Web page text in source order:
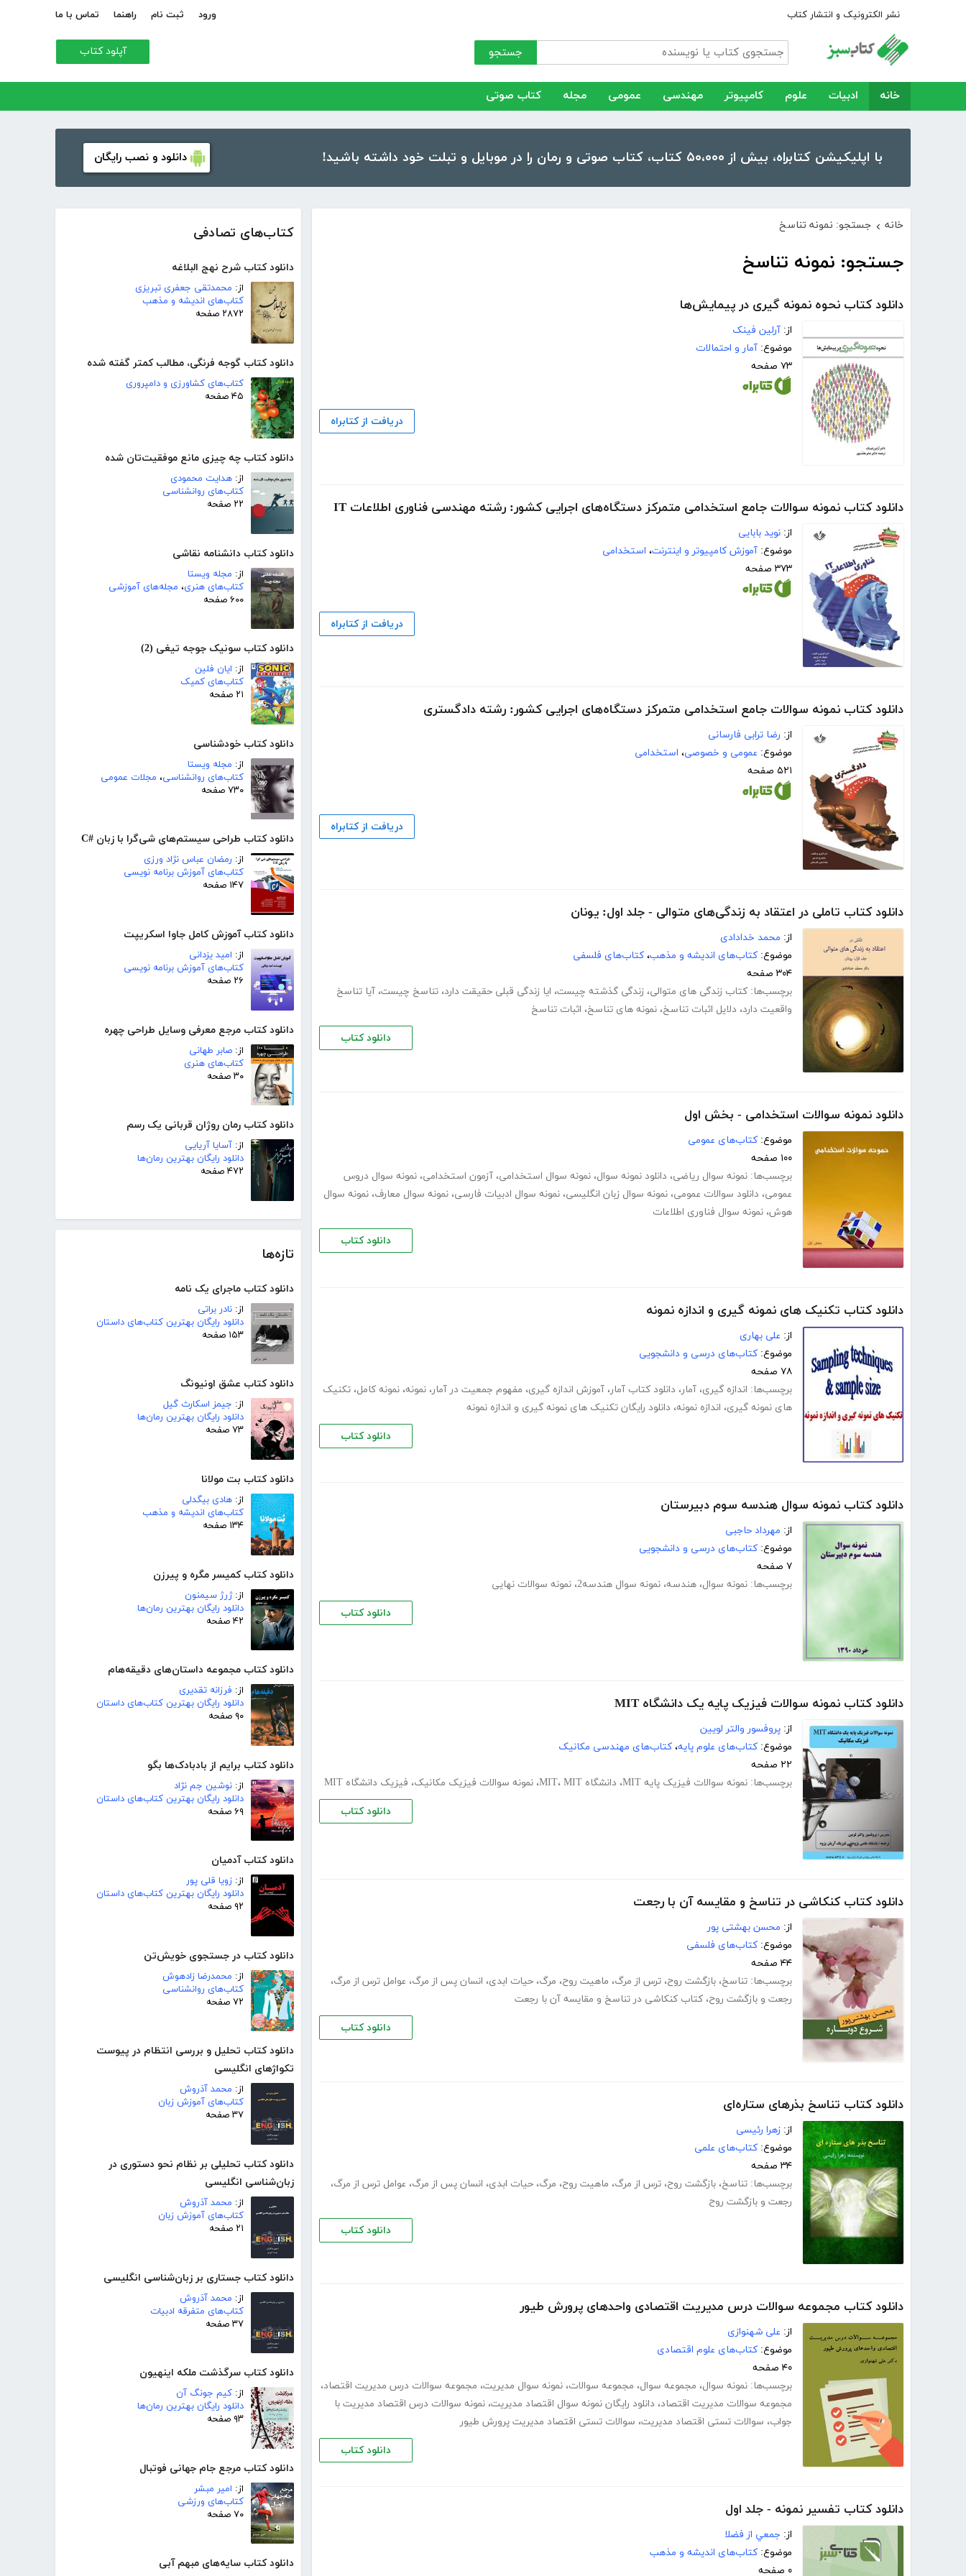
نشر الکترونیک و انتشار کتاب ورود ثبت نام راهنما تماس با ما
جستجو آپلود کتاب
خانه ادبیات علوم کامپیوتر مهندسی عمومی مجله کتاب صوتی
با اپلیکیشن کتابراه، بیش از ۵۰،۰۰۰ کتاب، کتاب صوتی و رمان را در موبایل و تبلت خود داشته باشید! دانلود و نصب رایگان
کتاب‌های تصادفی
دانلود کتاب شرح نهج البلاغه
از: محمدتقی جعفری تبریزی
کتاب‌های اندیشه و مذهب
۲۸۷۲ صفحه
دانلود کتاب گوجه فرنگی، مطالب کمتر گفته شده
کتاب‌های کشاورزی و دامپروری
۴۵ صفحه
دانلود کتاب چه چیزی مانع موفقیت‌تان شده
از: هدایت محمودی
کتاب‌های روانشناسی
۲۲ صفحه
دانلود کتاب دانشنامه نقاشی
از: مجله ویستا
کتاب‌های هنری، مجله‌های آموزشی
۶۰۰ صفحه
دانلود کتاب سونیک جوجه تیغی (2)
از: ایان فلین
کتاب‌های کمیک
۲۱ صفحه
دانلود کتاب خودشناسی
از: مجله ویستا
کتاب‌های روانشناسی، مجلات عمومی
۷۳۰ صفحه
دانلود کتاب طراحی سیستم‌های شی‌گرا با زبان #C
از: رمضان عباس نژاد ورزی
کتاب‌های آموزش برنامه نویسی
۱۴۷ صفحه
دانلود کتاب آموزش کامل جاوا اسکریپت
از: امید یزدانی
کتاب‌های آموزش برنامه نویسی
۲۶ صفحه
دانلود کتاب مرجع معرفی وسایل طراحی چهره
از: صابر طهانی
کتاب‌های هنری
۳۰ صفحه
دانلود کتاب رمان روژان قربانی یک رسم
از: آسایا آریایی
دانلود رایگان بهترین رمان‌ها
۴۷۲ صفحه
تازه‌ها
دانلود کتاب ماجرای یک نامه
از: نادر براتی
دانلود رایگان بهترین کتاب‌های داستان
۱۵۳ صفحه
دانلود کتاب عشق اونیونگ
از: جیمز اسکارث گیل
دانلود رایگان بهترین رمان‌ها
۷۳ صفحه
دانلود کتاب بت مولانا
از: هادی بیگدلی
کتاب‌های اندیشه و مذهب
۱۳۴ صفحه
دانلود کتاب کمیسر مگره و پیرزن
از:ژرژ سیمنون
دانلود رایگان بهترین رمان‌ها
۴۲ صفحه
دانلود کتاب مجموعه داستان‌های دقیقه‌هام
از: فرزانه تقدیری
دانلود رایگان بهترین کتاب‌های داستان
۹۰ صفحه
دانلود کتاب برایم از بادبادک‌ها بگو
از: نوشین جم نژاد
دانلود رایگان بهترین کتاب‌های داستان
۶۹ صفحه
دانلود کتاب آدمیان
از: زویا قلی پور
دانلود رایگان بهترین کتاب‌های داستان
۹۲ صفحه
دانلود کتاب در جستجوی خویش‌تن
از: محمدرضا زادهوش
کتاب‌های روانشناسی
۷۲ صفحه
دانلود کتاب تحلیل و بررسی انتظام در پیوست
تکواژهای انگلیسی
از: محمد آذروش
کتاب‌های آموزش زبان
۳۷ صفحه
دانلود کتاب تحلیلی بر نظام نحو دستوری در
زبان‌شناسی انگلیسی
از: محمد آذروش
کتاب‌های آموزش زبان
۲۱ صفحه
دانلود کتاب جستاری بر زبان‌شناسی انگلیسی
از: محمد آذروش
کتاب‌های متفرقه ادبیات
۳۷ صفحه
دانلود کتاب سرگذشت ملکه اینهیون
از: کیم جونگ آن
دانلود رایگان بهترین رمان‌ها
۹۳ صفحه
دانلود کتاب مرجع جام جهانی فوتبال
از: امیر مبشر
کتاب‌های ورزشی
۷۰ صفحه
دانلود کتاب سایه‌های مبهم آبی
خانه › جستجو: نمونه تناسخ
جستجو: نمونه تناسخ
دانلود کتاب نحوه نمونه گیری در پیمایش‌ها
از: آرلین فینک
موضوع: آمار و احتمالات
۷۳ صفحه
دریافت از کتابراه
دانلود کتاب نمونه سوالات جامع استخدامی متمرکز دستگاه‌های اجرایی کشور: رشته مهندسی فناوری اطلاعات IT
از: نوید بابایی
موضوع: آموزش کامپیوتر و اینترنت، استخدامی
۳۷۳ صفحه
دریافت از کتابراه
دانلود کتاب نمونه سوالات جامع استخدامی متمرکز دستگاه‌های اجرایی کشور: رشته دادگستری
از: رضا ترابی فارسانی
موضوع: عمومی و خصوصی، استخدامی
۵۲۱ صفحه
دریافت از کتابراه
دانلود کتاب تاملی در اعتقاد به زندگی‌های متوالی - جلد اول: یونان
از: محمد خدادادی
موضوع: کتاب‌های اندیشه و مذهب، کتاب‌های فلسفی
۳۰۴ صفحه
برچسب‌ها: کتاب زندگی های متوالی، زندگی گذشته چیست، ایا زندگی قبلی حقیقت دارد، تناسخ چیست، آیا تناسخ
واقعیت دارد، دلایل اثبات تناسخ، نمونه های تناسخ، اثبات تناسخ
دانلود کتاب
دانلود نمونه سوالات استخدامی - بخش اول
موضوع: کتاب‌های عمومی
۱۰۰ صفحه
برچسب‌ها: نمونه سوال ریاضی، دانلود نمونه سوال، نمونه سوال استخدامی، آزمون استخدامی، نمونه سوال دروس
عمومی، دانلود سوالات عمومی، نمونه سوال زبان انگلیسی، نمونه سوال ادبیات فارسی، نمونه سوال معارف، نمونه سوال
هوش، نمونه سوال فناوری اطلاعات
دانلود کتاب
دانلود کتاب تکنیک های نمونه گیری و اندازه نمونه
از: علی بهاری
موضوع: کتاب‌های درسی و دانشجویی
۷۸ صفحه
برچسب‌ها: اندازه گیری، آمار، دانلود کتاب آمار، آموزش اندازه گیری، مفهوم جمعیت در آمار، نمونه، نمونه کامل، تکنیک
های نمونه گیری، اندازه نمونه، دانلود رایگان تکنیک های نمونه گیری و اندازه نمونه
دانلود کتاب
دانلود کتاب نمونه سوال هندسه سوم دبیرستان
از: مهرداد حاجبی
موضوع: کتاب‌های درسی و دانشجویی
۷ صفحه
برچسب‌ها: نمونه سوال، هندسه، نمونه سوال هندسه2 ، نمونه سوالات نهایی
دانلود کتاب
دانلود کتاب نمونه سوالات فیزیک پایه یک دانشگاه MIT
از: پروفسور والتر لویین
موضوع: کتاب‌های علوم پایه، کتاب‌های مهندسی مکانیک
۲۲ صفحه
برچسب‌ها: نمونه سوالات فیزیک پایه MIT ، دانشگاه MIT ، MIT ، نمونه سوالات فیزیک مکانیک، فیزیک دانشگاه MIT
دانلود کتاب
دانلود کتاب کنکاشی در تناسخ و مقایسه آن با رجعت
از: محسن بهشتی پور
موضوع: کتاب‌های فلسفی
۴۴ صفحه
برچسب‌ها: تناسخ، بازگشت روح، ترس از مرگ، ماهیت روح، مرگ، حیات ابدی، انسان پس از مرگ، عوامل ترس از مرگ،
رجعت و بازگشت روح، کتاب کنکاشی در تناسخ و مقایسه آن با رجعت
دانلود کتاب
دانلود کتاب تناسخ بذرهای ستاره‌ای
از: زهرا رئیسی
موضوع: کتاب‌های علمی
۳۴ صفحه
برچسب‌ها: تناسخ، بازگشت روح، ترس از مرگ، ماهیت روح، مرگ، حیات ابدی، انسان پس از مرگ، عوامل ترس از مرگ،
رجعت و بازگشت روح
دانلود کتاب
دانلود کتاب مجموعه سوالات درس مدیریت اقتصادی واحدهای پرورش طیور
از: علی شهنوازی
موضوع: کتاب‌های علوم اقتصادی
۴۰ صفحه
برچسب‌ها: نمونه سوال، مجموعه سوال، مجموعه سوالات، نمونه سوال مدیریت، مجموعه سوالات درس مدیریت اقتصاد،
مجموعه سوالات مدیریت اقتصاد، دانلود رایگان نمونه سوال اقتصاد مدیریت، نمونه سوالات درس اقتصاد مدیریت با
جواب، سوالات تستی اقتصاد مدیریت، سوالات تستی اقتصاد مدیریت پرورش طیور
دانلود کتاب
دانلود کتاب تفسير نمونه - جلد اول
از: جمعي از فضلا
موضوع: کتاب‌های اندیشه و مذهب
۰ صفحه